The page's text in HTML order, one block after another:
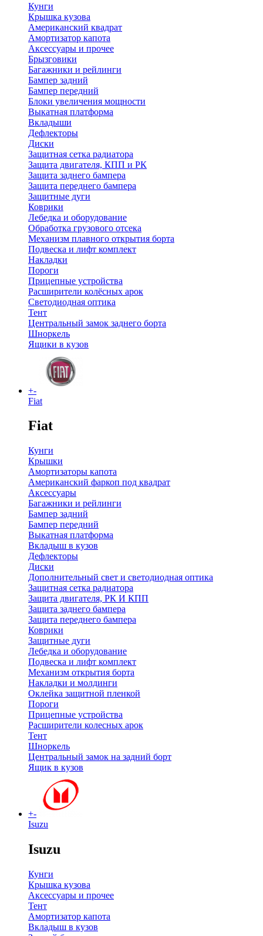
Кунги
Крышка кузова
Американский квадрат
Амортизатор капота
Аксессуары и прочее
Брызговики
Багажники и рейлинги
Бампер задний
Бампер передний
Блоки увеличения мощности
Выкатная платформа
Вкладыши
Дефлекторы
Диски
Защитная сетка радиатора
Защита двигателя, КПП и РК
Защита заднего бампера
Защита переднего бампера
Защитные дуги
Коврики
Лебедка и оборудование
Обработка грузового отсека
Механизм плавного открытия борта
Подвеска и лифт комплект
Накладки
Пороги
Прицепные устройства
Расширители колёсных арок
Светодиодная оптика
Тент
Центральный замок заднего борта
Шноркель
Ящики в кузов
+-
Fiat
Fiat
Кунги
Крышки
Амортизаторы капота
Американский фаркоп под квадрат
Аксессуары
Багажники и рейлинги
Бампер задний
Бампер передний
Выкатная платформа
Вкладыш в кузов
Дефлекторы
Диски
Дополнительный свет и светодиодная оптика
Защитная сетка радиатора
Защита двигателя, РК И КПП
Защита заднего бампера
Защита переднего бампера
Коврики
Защитные дуги
Лебедка и оборудование
Подвеска и лифт комплект
Механизм открытия борта
Накладки и молдинги
Оклейка защитной пленкой
Пороги
Прицепные устройства
Расширители колесных арок
Тент
Шноркель
Центральный замок на задний борт
Ящик в кузов
+-
Isuzu
Isuzu
Кунги
Крышка кузова
Аксессуары и прочее
Тент
Амортизатор капота
Вкладыш в кузов